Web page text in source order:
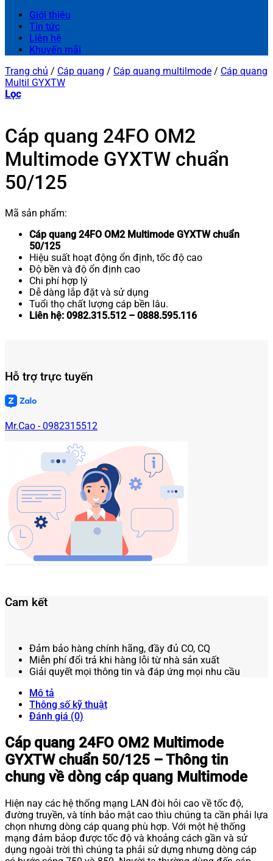
Giới thiệu
Tin tức
Liên hệ
Khuyến mãi
Trang chủ / Cáp quang / Cáp quang multilmode / Cáp quang
Multil GYXTW
Lọc
Cáp quang 24FO OM2
Multimode GYXTW chuẩn
50/125
Mã sản phẩm:
Cáp quang 24FO OM2 Multimode GYXTW chuẩn
50/125
Hiệu suất hoạt động ổn định, tốc độ cao
Độ bền và độ ổn định cao
Chi phí hợp lý
Dễ dàng lắp đặt và sử dụng
Tuổi thọ chất lượng cáp bền lâu.
Liên hệ: 0982.315.512 – 0888.595.116
Hỗ trợ trực tuyến
Mr.Cao - 0982315512
Cam kết
Đảm bảo hàng chính hãng, đầy đủ CO, CQ
Miễn phí đổi trả khi hàng lỗi từ nhà sản xuất
Giải quyết mọi thông tin và đáp ứng mọi nhu cầu
Mô tả
Thông số kỹ thuật
Đánh giá (0)
Cáp quang 24FO OM2 Multimode
GYXTW chuẩn 50/125 – Thông tin
chung về dòng cáp quang Multimode
Hiện nay các hệ thống mạng LAN đòi hỏi cao về tốc độ,
đường truyền, và tính bảo mật cao thìu chúng ta cần phải lựa
chọn nhưng dòng cáp quang phù hợp. Với một hệ thống
mạng đảm bảop được tốc độ và khoảng cách gần và sử
dụng ngoài trời thì chúng ta phải sử dựng nhưng dòng cáp